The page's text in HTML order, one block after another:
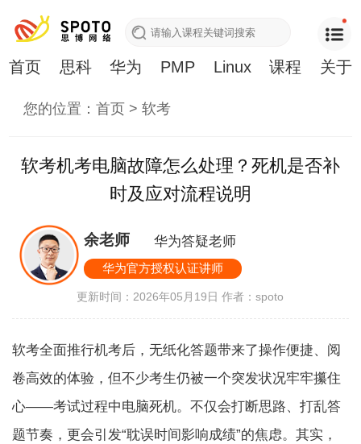
首页 思科 华为 PMP Linux 课程 关于
您的位置：首页 >软考
软考机考电脑故障怎么处理？死机是否补
时及应对流程说明
余老师 华为答疑老师
华为官方授权认证讲师
更新时间：2026年05月19日作者：spoto
软考全面推行机考后，无纸化答题带来了操作便捷、阅
卷高效的体验，但不少考生仍被一个突发状况牢牢攥住
心——考试过程中电脑死机。不仅会打断思路、打乱答
题节奏，更会引发“耽误时间影响成绩”的焦虑。其实，